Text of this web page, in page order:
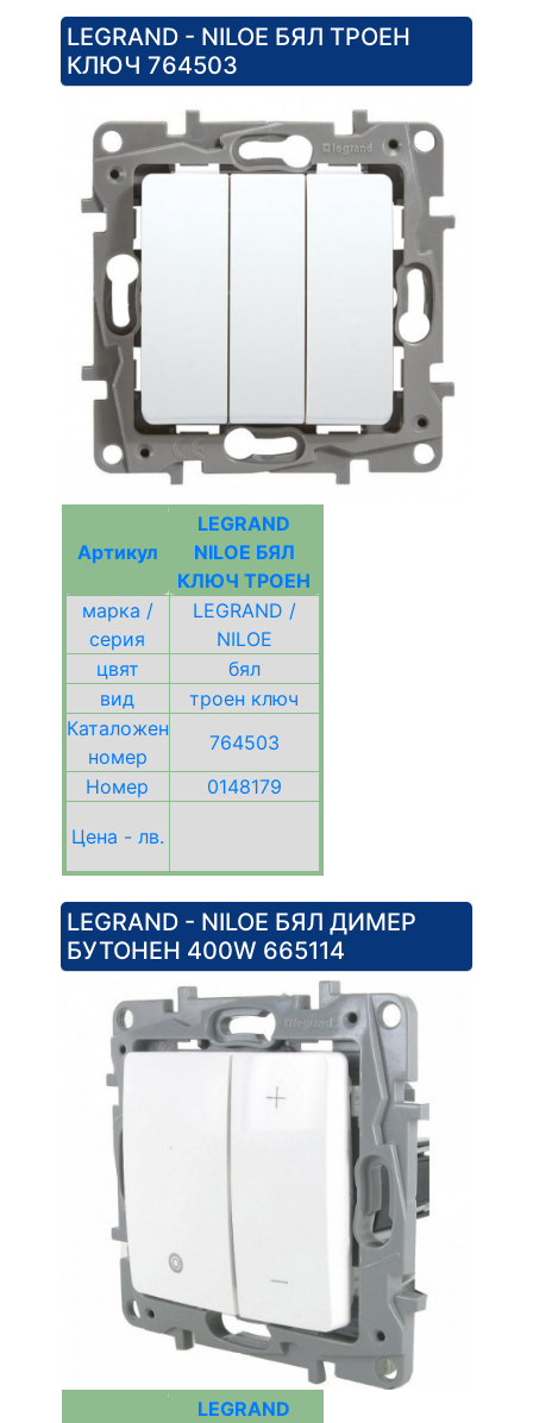
LEGRAND - NILOE БЯЛ ТРОЕН
КЛЮЧ 764503
Артикул
LEGRAND
NILOE БЯЛ
КЛЮЧ ТРОЕН
марка /
серия
LEGRAND /
NILOE
цвят
бял
вид
троен ключ
Каталожен
номер
764503
Номер
0148179
Цена - лв.
LEGRAND - NILOE БЯЛ ДИМЕР
БУТОНЕН 400W 665114
LEGRAND